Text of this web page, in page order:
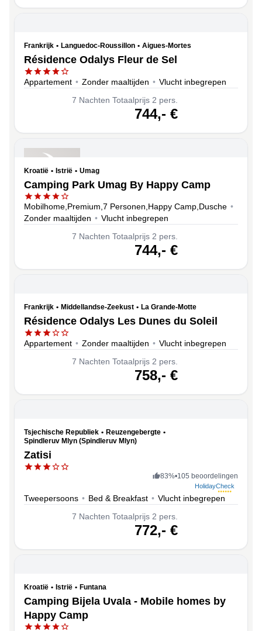
Frankrijk • Languedoc-Roussillon • Aigues-Mortes
Résidence Odalys Fleur de Sel
Appartement • Zonder maaltijden • Vlucht inbegrepen
7 Nachten Totaalprijs 2 pers.
744,- €
Kroatië • Istrië • Umag
Camping Park Umag By Happy Camp
Mobilhome,Premium,7 Personen,Happy Camp,Dusche •
Zonder maaltijden • Vlucht inbegrepen
7 Nachten Totaalprijs 2 pers.
744,- €
Frankrijk • Middellandse-Zeekust • La Grande-Motte
Résidence Odalys Les Dunes du Soleil
Appartement • Zonder maaltijden • Vlucht inbegrepen
7 Nachten Totaalprijs 2 pers.
758,- €
Tsjechische Republiek • Reuzengebergte •
Spindleruv Mlyn (Spindleruv Mlyn)
Zatisi
83%•105 beoordelingen
HolidayCheck
Tweepersoons • Bed & Breakfast • Vlucht inbegrepen
7 Nachten Totaalprijs 2 pers.
772,- €
Kroatië • Istrië • Funtana
Camping Bijela Uvala - Mobile homes by
Happy Camp